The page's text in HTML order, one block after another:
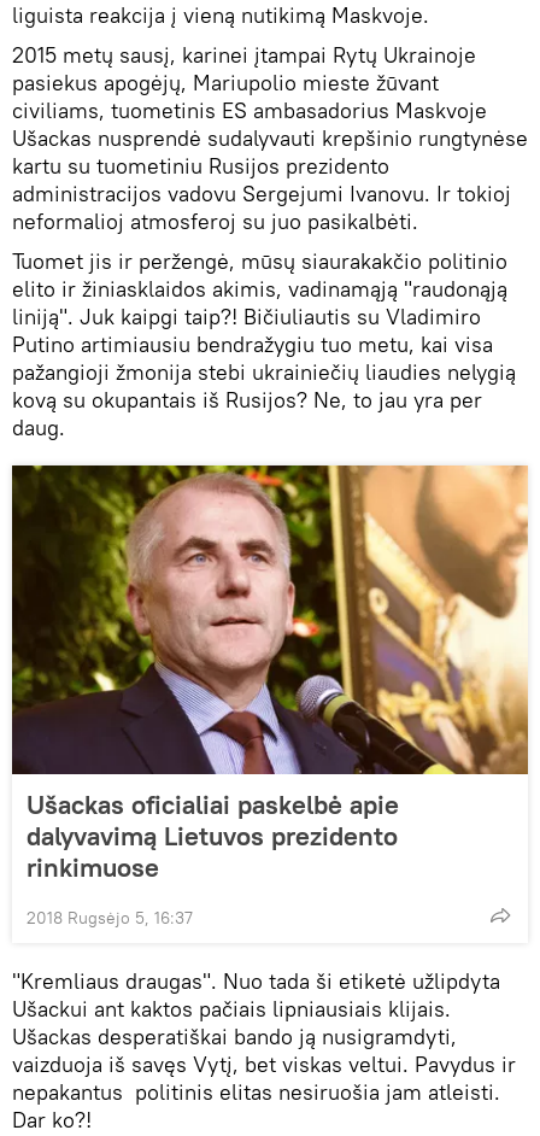
liguista reakcija į vieną nutikimą Maskvoje.
2015 metų sausį, karinei įtampai Rytų Ukrainoje
pasiekus apogėjų, Mariupolio mieste žūvant
civiliams, tuometinis ES ambasadorius Maskvoje
Ušackas nusprendė sudalyvauti krepšinio rungtynėse
kartu su tuometiniu Rusijos prezidento
administracijos vadovu Sergejumi Ivanovu. Ir tokioj
neformalioj atmosferoj su juo pasikalbėti.
Tuomet jis ir peržengė, mūsų siaurakakčio politinio
elito ir žiniasklaidos akimis, vadinamąją "raudonąją
liniją". Juk kaipgi taip?! Bičiuliautis su Vladimiro
Putino artimiausiu bendražygiu tuo metu, kai visa
pažangioji žmonija stebi ukrainiečių liaudies nelygią
kovą su okupantais iš Rusijos? Ne, to jau yra per
daug.
Ušackas oficialiai paskelbė apie
dalyvavimą Lietuvos prezidento
rinkimuose
2018 Rugsėjo 5, 16:37
"Kremliaus draugas". Nuo tada ši etiketė užlipdyta
Ušackui ant kaktos pačiais lipniausiais klijais.
Ušackas desperatiškai bando ją nusigramdyti,
vaizduoja iš savęs Vytį, bet viskas veltui. Pavydus ir
nepakantus politinis elitas nesiruošia jam atleisti.
Dar ko?!